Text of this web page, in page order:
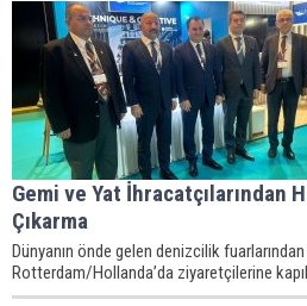
Gemi ve Yat İhracatçılarından
Çıkarma
Dünyanın önde gelen denizcilik
Rotterdam/Hollanda’da ziyaretçilerine